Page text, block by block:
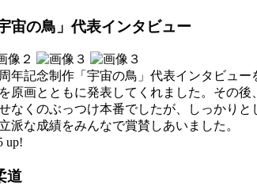
宙の鳥」代表インタビュー
年記念制作「宇宙の鳥」代表インタビュ
原画とともに発表してくれました。その
なくのぶっつけ本番でしたが、しっかり
派な成績をみんなで賞賛しあいました。
up!
道